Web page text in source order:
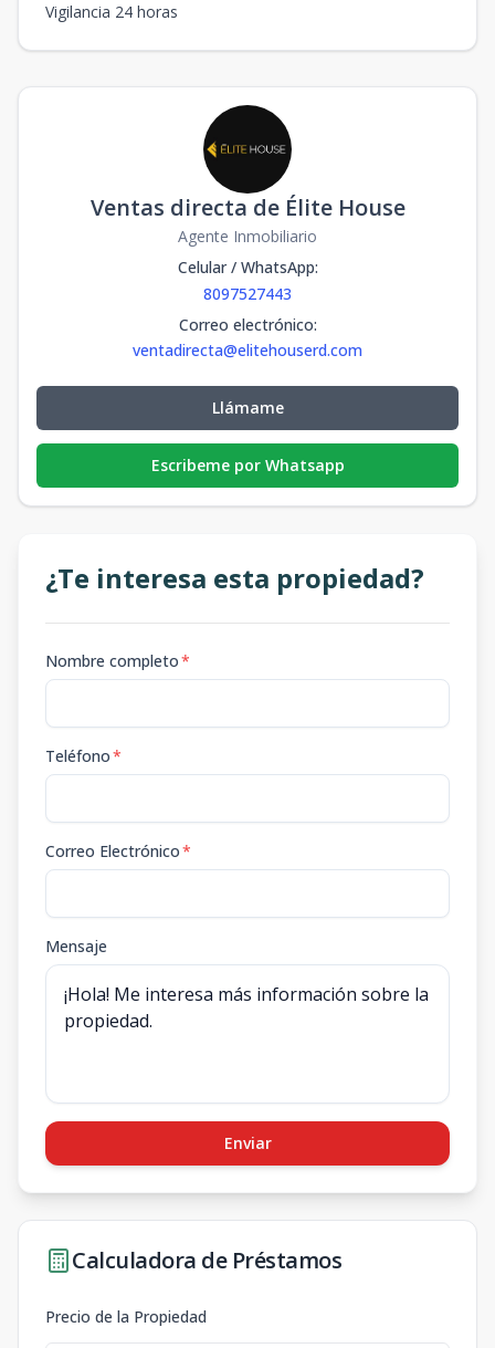
Vigilancia 24 horas
Ventas directa de Élite House
Agente Inmobiliario
Celular / WhatsApp:
8097527443
Correo electrónico:
ventadirecta@elitehouserd.com
Llámame
Escribeme por Whatsapp
¿Te interesa esta propiedad?
Nombre completo*
Teléfono*
Correo Electrónico*
Mensaje
Enviar
Calculadora de Préstamos
Precio de la Propiedad